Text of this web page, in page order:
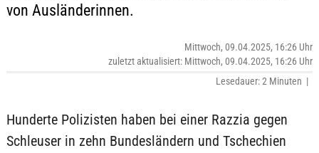
von Ausländerinnen.
Mittwoch, 09.04.2025, 16:26 Uhr
zuletzt aktualisiert: Mittwoch, 09.04.2025, 16:26 Uhr
Lesedauer: 2 Minuten |
Hunderte Polizisten haben bei einer Razzia gegen
Schleuser in zehn Bundesländern und Tschechien